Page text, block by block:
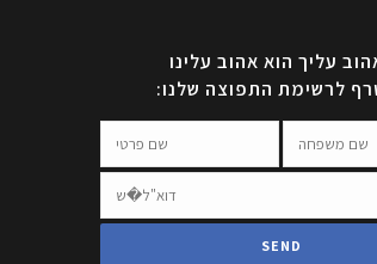
עליך הוא אהוב עלינו
לרשימת התפוצה שלנו: